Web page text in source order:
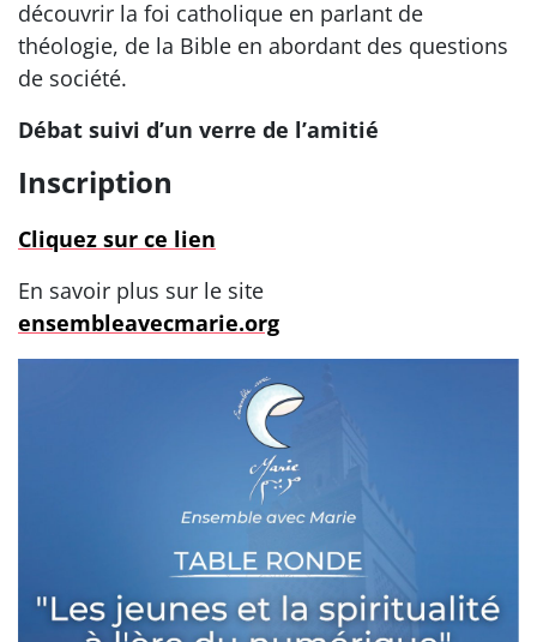
découvrir la foi catholique en parlant de
théologie, de la Bible en abordant des questions
de société.
Débat suivi d’un verre de l’amitié
Inscription
Cliquez sur ce lien
En savoir plus sur le site
ensembleavecmarie.org